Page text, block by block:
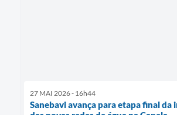
27 MAI 2026 - 16h44
Sanebavi avança para etapa final da